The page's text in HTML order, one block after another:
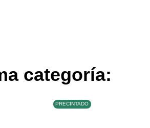
categoría:
PRECINTADO